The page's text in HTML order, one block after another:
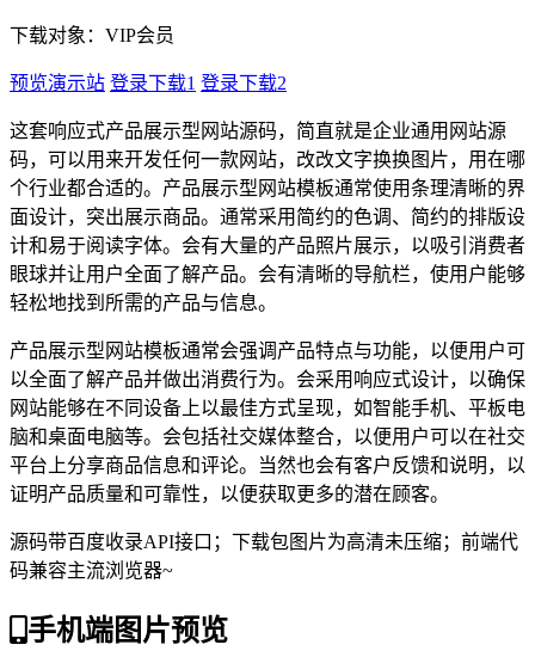
下载对象：VIP会员
预览演示站 登录下载1 登录下载2
这套响应式产品展示型网站源码，简直就是企业通用网站源
码，可以用来开发任何一款网站，改改文字换换图片，用在哪
个行业都合适的。产品展示型网站模板通常使用条理清晰的界
面设计，突出展示商品。通常采用简约的色调、简约的排版设
计和易于阅读字体。会有大量的产品照片展示，以吸引消费者
眼球并让用户全面了解产品。会有清晰的导航栏，使用户能够
轻松地找到所需的产品与信息。
产品展示型网站模板通常会强调产品特点与功能，以便用户可
以全面了解产品并做出消费行为。会采用响应式设计，以确保
网站能够在不同设备上以最佳方式呈现，如智能手机、平板电
脑和桌面电脑等。会包括社交媒体整合，以便用户可以在社交
平台上分享商品信息和评论。当然也会有客户反馈和说明，以
证明产品质量和可靠性，以便获取更多的潜在顾客。
源码带百度收录API接口；下载包图片为高清未压缩；前端代
码兼容主流浏览器~
手机端图片预览